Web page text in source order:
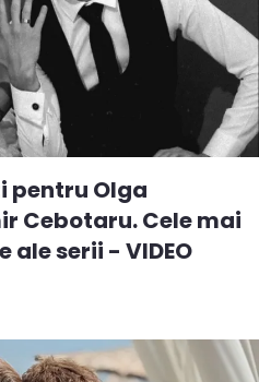
pentru Olga
Cebotaru. Cele mai
serii - VIDEO